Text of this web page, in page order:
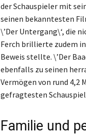
der Schauspieler mit
seinen bekanntesten
\’Der Untergang\‘, die
Ferch brillierte zudem
Beweis stellte. \’Der
ebenfalls zu seinen
Vermögen von rund 4,2
gefragtesten
Familie und